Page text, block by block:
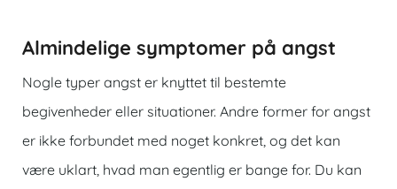
Almindelige symptomer på angst
Nogle typer angst er knyttet til bestemte
begivenheder eller situationer. Andre former for angst
er ikke forbundet med noget konkret, og det kan
være uklart, hvad man egentlig er bange for. Du kan